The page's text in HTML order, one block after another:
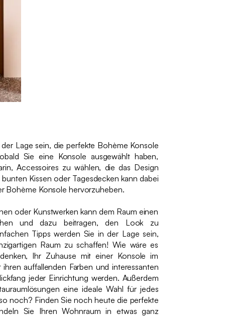
Lage sein, die perfekte Bohème Konsole
Sie eine Konsole ausgewählt haben,
Accessoires zu wählen, die das Design
Kissen oder Tagesdecken kann dabei
Bohème Konsole hervorzuheben.
oder Kunstwerken kann dem Raum einen
und dazu beitragen, den Look zu
Tipps werden Sie in der Lage sein,
Raum zu schaffen! Wie wäre es
Ihr Zuhause mit einer Konsole im
auffallenden Farben und interessanten
jeder Einrichtung werden. Außerdem
eine ideale Wahl für jedes
noch? Finden Sie noch heute die perfekte
Sie Ihren Wohnraum in etwas ganz